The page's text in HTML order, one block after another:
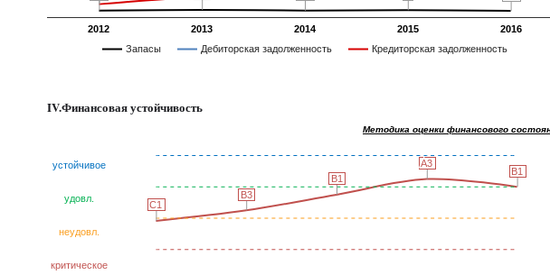
Запасы Дебиторская задолженность Кредиторская задолженность
2012 2013 2014 2015 2016
IV.Финансовая устойчивость
Методика оценки финансового
устойчивое
удовл.
неудовл.
критическое
C1
C1
B3
B3
B1
B1
A3
A3
B1
B1